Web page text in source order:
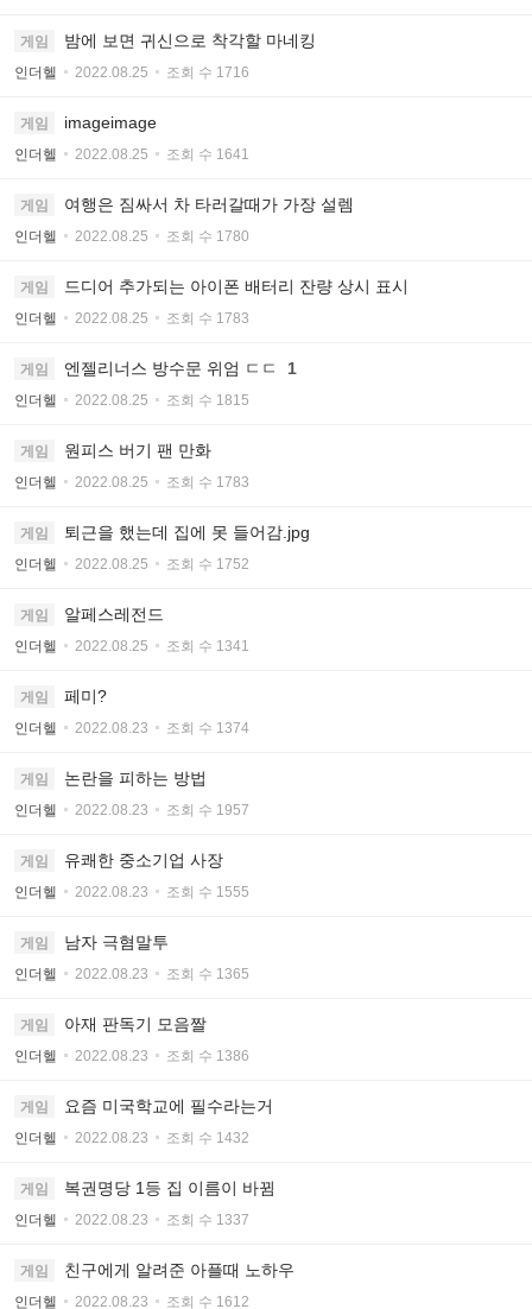
게임 밤에 보면 귀신으로 착각할 마네킹
인더헬 2022.08.25 조회 수 1716
게임 imageimage
인더헬 2022.08.25 조회 수 1641
게임 여행은 짐싸서 차 타러갈때가 가장 설렘
인더헬 2022.08.25 조회 수 1780
게임 드디어 추가되는 아이폰 배터리 잔량 상시 표시
인더헬 2022.08.25 조회 수 1783
게임 엔젤리너스 방수문 위엄 ㄷㄷ 1
인더헬 2022.08.25 조회 수 1815
게임 원피스 버기 팬 만화
인더헬 2022.08.25 조회 수 1783
게임 퇴근을 했는데 집에 못 들어감.jpg
인더헬 2022.08.25 조회 수 1752
게임 알페스레전드
인더헬 2022.08.25 조회 수 1341
게임 페미?
인더헬 2022.08.23 조회 수 1374
게임 논란을 피하는 방법
인더헬 2022.08.23 조회 수 1957
게임 유쾌한 중소기업 사장
인더헬 2022.08.23 조회 수 1555
게임 남자 극혐말투
인더헬 2022.08.23 조회 수 1365
게임 아재 판독기 모음짤
인더헬 2022.08.23 조회 수 1386
게임 요즘 미국학교에 필수라는거
인더헬 2022.08.23 조회 수 1432
게임 복권명당 1등 집 이름이 바뀜
인더헬 2022.08.23 조회 수 1337
게임 친구에게 알려준 아플때 노하우
인더헬 2022.08.23 조회 수 1612